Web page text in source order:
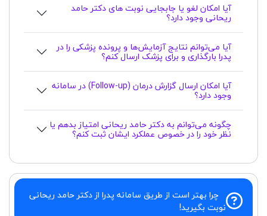
آیا امکان لغو یا جابجایی نوبت های دکتر حامد
ریحانی وجود دارد؟
آیا می‌توانم نتایج آزمایش‌ها و پرونده پزشکی را در
پدرا بارگذاری و برای پزشک ارسال کنم؟
آیا امکان ارسال گزارش درمان (Follow-up) در سامانه
وجود دارد؟
چگونه می‌توانم به دکتر حامد ریحانی امتیاز بدهم یا
نظر خود را در خصوص عملکرد ایشان ثبت کنم؟
چرا بهتر است از طریق سامانه پدرا از دکتر حامد ریحانی
نوبت بگیرید!